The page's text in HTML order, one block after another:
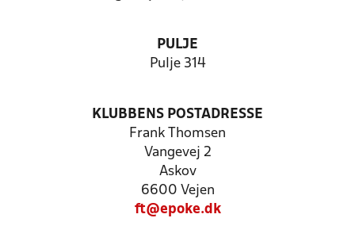
PULJE
Pulje 314
KLUBBENS POSTADRESSE
Frank Thomsen
Vangevej 2
Askov
6600 Vejen
ft@epoke.dk